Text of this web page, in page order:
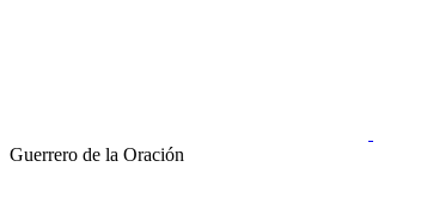
Guerrero de la Oración